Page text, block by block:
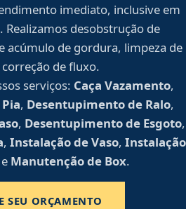
imediato, inclusive em
Realizamos desobstrução de
acúmulo de gordura, limpeza de
correção de fluxo.
serviços: Caça Vazamento,
, Desentupimento de Ralo,
, Desentupimento de Esgoto,
, Instalação de Vaso, Instalação
e Manutenção de Box.
SEU ORÇAMENTO